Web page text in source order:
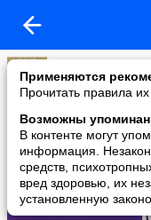
Применяются
Прочитать правила
Возможны
В контенте могут
информация.
средств,
вред здоровью, их
установленную
Цитаты, стихи,
added a photo
18 Apr в 23:15